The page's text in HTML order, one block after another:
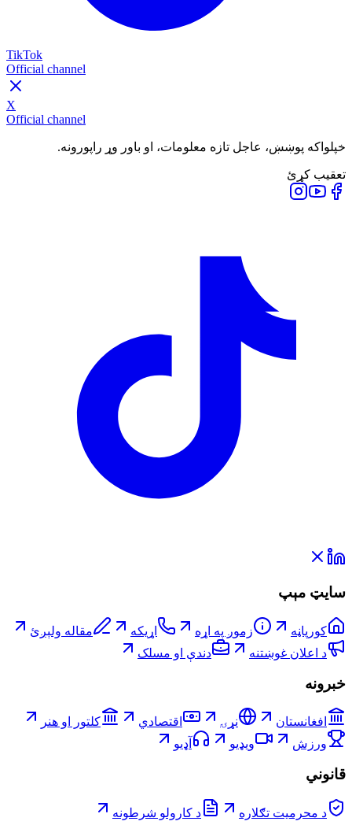
TikTok
Official channel
X
Official channel
خپلواکه پوښښ، عاجل تازه معلومات، او باور وړ راپورونه.
تعقیب کړئ
سایټ مېپ
کورپاڼه زموږ په اړه اړیکه
مقاله ولېږئ
د اعلان غوښتنه
دندې او مسلک
خبرونه
افغانستان نړۍ اقتصادي
کلتور او هنر
ورزش
ویډیو آډیو
قانوني
د محرمیت تګلاره د کارولو شرطونه